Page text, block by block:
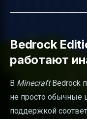
Bedrock
работают
В MinecraftBedrock
не просто обычные
поддержкой